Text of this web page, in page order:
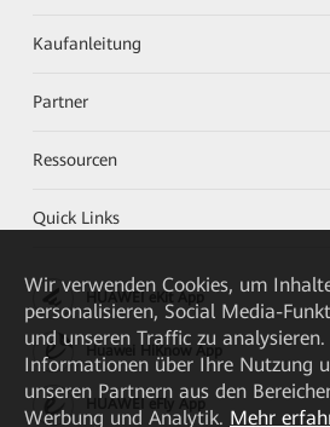
Kaufanleitung
Partner
Ressourcen
Quick Links
HUAWEI eKit App
Huawei HiKnow App
HUAWEI eFly App
Wir verwenden Cookies, um
personalisieren, Social Media-
und unseren Traffic zu
Informationen über Ihre Nutzung
unseren Partnern aus den
Werbung und Analytik. Mehr